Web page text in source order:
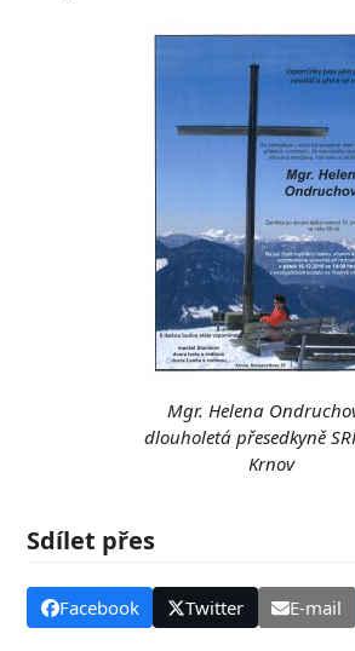
Mgr. Helena
dlouholetá přesedkyně
Krnov
Sdílet přes
Facebook Twitter E-mail